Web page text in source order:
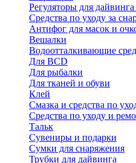
Регуляторы для
Средства по уходу за
Антифог для масок и
Вешалки
Водоотталкивающие
Для BCD
Для рыбалки
Для тканей и обуви
Клей
Смазка и средства по
Средства по уходу и
Тальк
Сувениры и подарки
Сумки для снаряжения
Трубки для дайвинга